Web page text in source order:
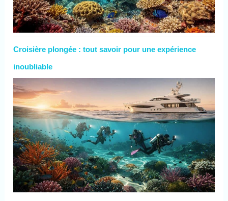
Croisière plongée : tout savoir pour une expérience
inoubliable